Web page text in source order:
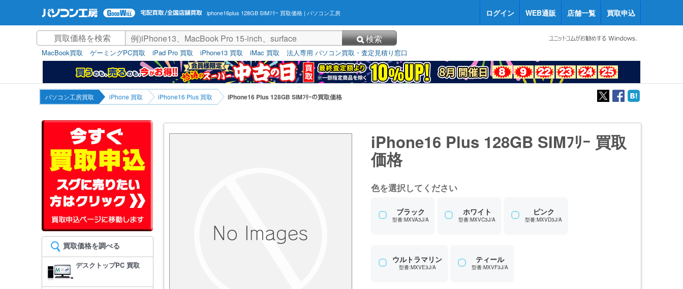
iphone16plus 128GB SIMﾌﾘｰ 買取価格 | パソコン工房 ログイン WEB通販 店舗一覧 買取申込
検索
MacBook買取 ゲーミングPC買取 iPad Pro 買取 iPhone13 買取 iMac 買取 法人専用 パソコン買取・査定見積り窓口
パソコン工房買取 iPhone 買取 iPhone16 Plus 買取 iPhone16 Plus 128GB SIMﾌﾘｰの買取価格
iPhone16 Plus 128GB SIMﾌﾘｰ 買取
価格
色を選択してください
ブラック
型番:MXVA3J/A
ホワイト
型番:MXVC3J/A
ピンク
型番:MXVD3J/A
ウルトラマリン
型番:MXVE3J/A
ティール
型番:MXVF3J/A
買取価格を調べる
デスクトップPC 買取